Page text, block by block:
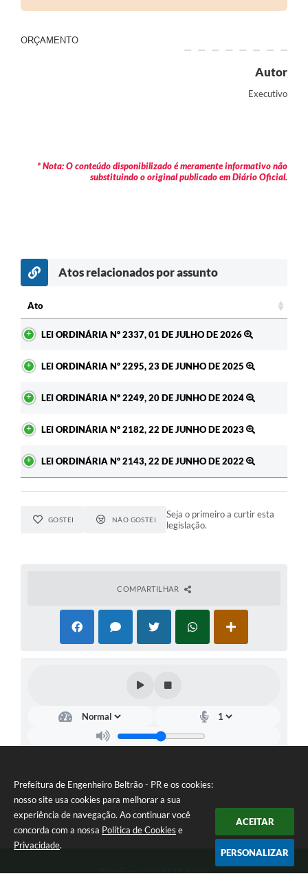
Prefeitura de Engenheiro Beltrão - PR e os cookies:
nosso site usa cookies para melhorar a sua
experiência de navegação. Ao continuar você
concorda com a nossa Política de Cookies e
Privacidade.
ACEITAR
PERSONALIZAR
Transparência
ORÇAMENTO
Autor
Executivo
* Nota: O conteúdo disponibilizado é meramente informativo não
substituindo o original publicado em Diário Oficial.
Atos relacionados por assunto
Ato
LEI ORDINÁRIA Nº 2337, 01 DE JULHO DE 2026
LEI ORDINÁRIA Nº 2295, 23 DE JUNHO DE 2025
LEI ORDINÁRIA Nº 2249, 20 DE JUNHO DE 2024
LEI ORDINÁRIA Nº 2182, 22 DE JUNHO DE 2023
LEI ORDINÁRIA Nº 2143, 22 DE JUNHO DE 2022
GOSTEI NÃO GOSTEI
Seja o primeiro a curtir esta
legislação.
COMPARTILHAR
Telefone: (44) 3537-8100